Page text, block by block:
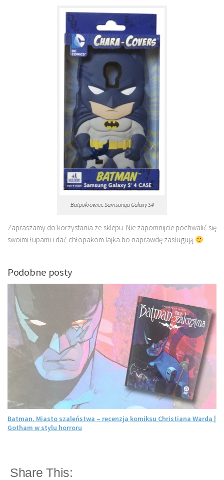
Batpokrowiec Samsunga Galaxy S4
Zapraszamy do korzystania ze sklepu. Nie zapomnijcie pochwalić się
swoimi łupami i dać chłopakom lajka bo naprawdę zasługują
Podobne posty
Batman. Miasto szaleństwa – recenzja komiksu Christiana Warda |
Gotham w stylu horroru
Share This: